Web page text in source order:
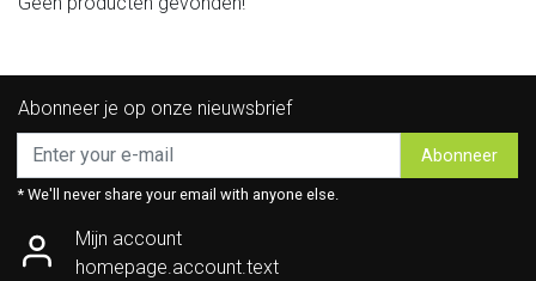
Abonneer je op onze nieuwsbrief
Abonneer
* We'll never share your email with anyone else.
Mijn account
homepage.account.text